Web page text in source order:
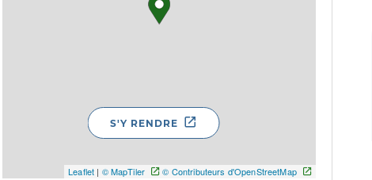
Leaflet | © MapTiler © Contributeurs d'OpenStreetMap
S'Y RENDRE